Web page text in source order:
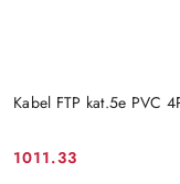
Kabel FTP kat.5e PVC
Cena:
1011.33